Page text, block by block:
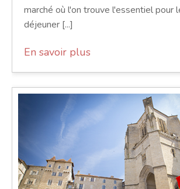
marché où l'on trouve l'essentiel pour
déjeuner [...]
En savoir plus